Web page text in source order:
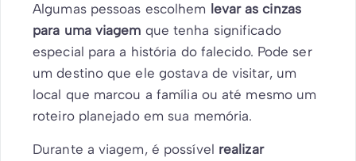
Algumas pessoas escolhem levar as cinzas
para uma viagem que tenha significado
especial para a história do falecido. Pode ser
um destino que ele gostava de visitar, um
local que marcou a família ou até mesmo um
roteiro planejado em sua memória.
Durante a viagem, é possível realizar